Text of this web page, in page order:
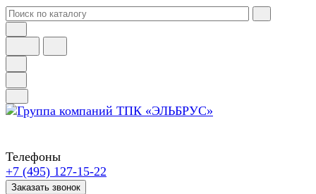
Телефоны
+7 (495) 127-15-22
Заказать звонок